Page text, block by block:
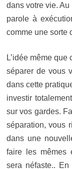
dans votre vie. Au
parole à
comme une sorte
L’idée même
séparer de vous
dans cette
investir
sur vos gardes.
séparation, vous
dans une
faire les mêmes
sera néfaste..